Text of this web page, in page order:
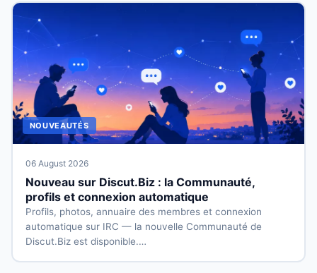
NOUVEAUTÉS
06 August 2026
Nouveau sur Discut.Biz : la Communauté,
profils et connexion automatique
Profils, photos, annuaire des membres et connexion
automatique sur IRC — la nouvelle Communauté de
Discut.Biz est disponible.…